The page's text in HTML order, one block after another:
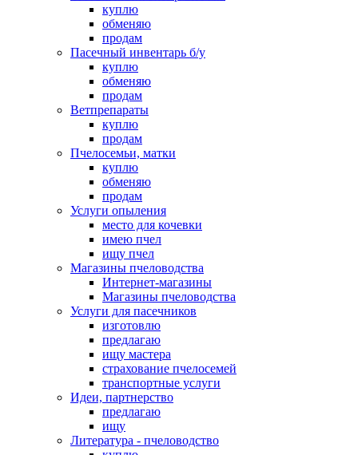
куплю
обменяю
продам
Пасечный инвентарь б/у
куплю
обменяю
продам
Ветпрепараты
куплю
продам
Пчелосемьи, матки
куплю
обменяю
продам
Услуги опыления
место для кочевки
имею пчел
ищу пчел
Магазины пчеловодства
Интернет-магазины
Магазины пчеловодства
Услуги для пасечников
изготовлю
предлагаю
ищу мастера
страхование пчелосемей
транспортные услуги
Идеи, партнерство
предлагаю
ищу
Литература - пчеловодство